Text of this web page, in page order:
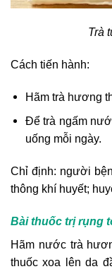
Trà
Cách tiến hành:
Hãm trà hương
Để trà ngấm
uống mỗi ngày.
Chỉ định: người
thông khí huyết;
Bài thuốc trị rụng
Hãm nước trà
thuốc xoa lên da